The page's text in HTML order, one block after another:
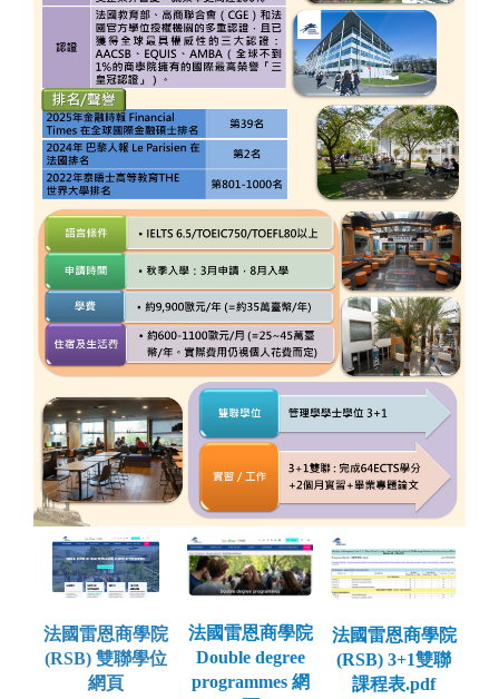
法國雷恩商學院
(RSB) 雙聯學位
網頁
法國雷恩商學院
Double degree
programmes 網
法國雷恩商學院
(RSB) 3+1雙聯
課程表.pdf